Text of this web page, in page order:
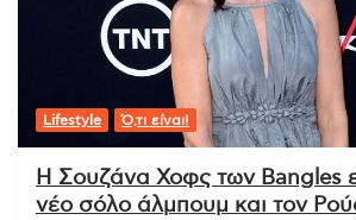
Lifestyle Ό,τι είναι!
Η Σουζάνα Χοφς των Bangles
νέο σόλο άλμπουμ και τον